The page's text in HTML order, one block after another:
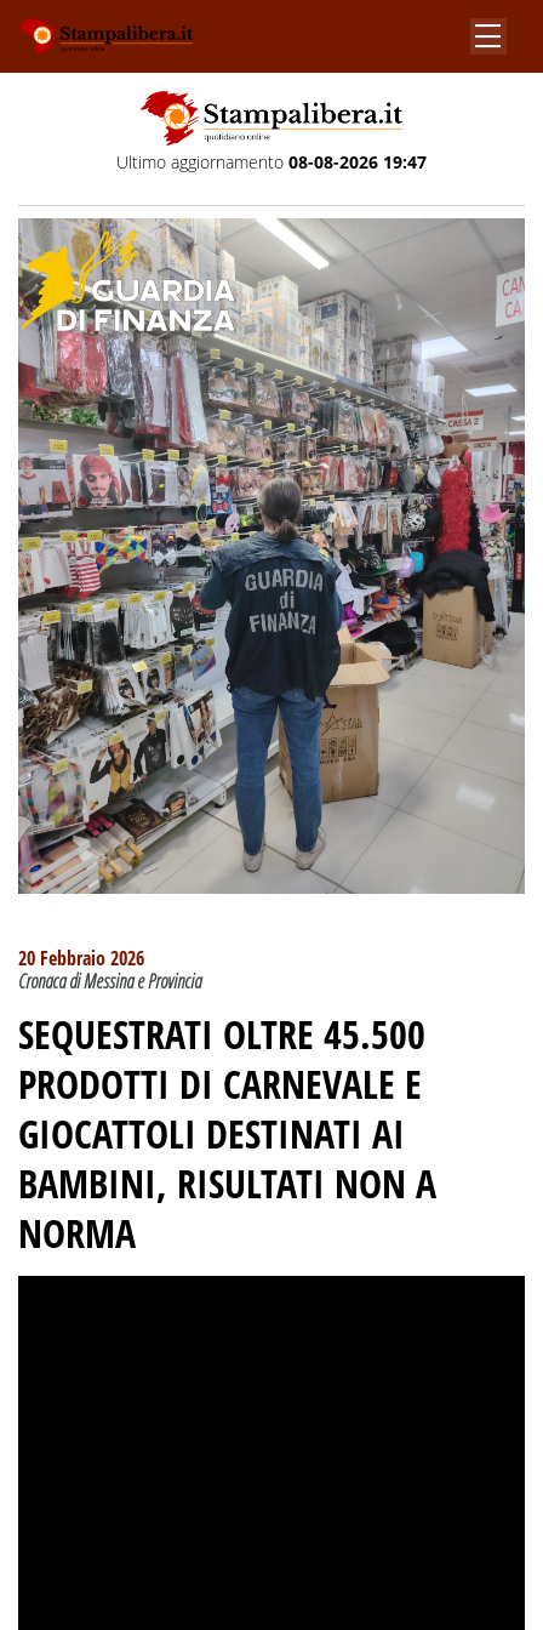
Ultimo aggiornamento 08-08-2026 19:47
20 Febbraio 2026
Cronaca di Messina e Provincia
SEQUESTRATI OLTRE 45.500
PRODOTTI DI CARNEVALE E
GIOCATTOLI DESTINATI AI
BAMBINI, RISULTATI NON A
NORMA